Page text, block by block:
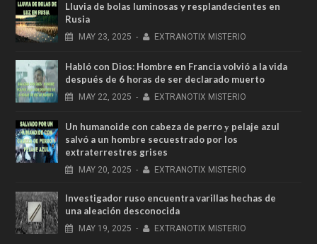
Lluvia de bolas luminosas y resplandecientes en
Rusia
MAY 23, 2025 - EXTRANOTIX MISTERIO
Habló con Dios: Hombre en Francia volvió a la vida
después de 6 horas de ser declarado muerto
MAY 22, 2025 - EXTRANOTIX MISTERIO
Un humanoide con cabeza de perro у pelaje azul
salvó a un hombre secuestrado por los
extraterrestres grises
MAY 20, 2025 - EXTRANOTIX MISTERIO
Investigador ruso encuentra varillas hechas de
una aleación desconocida
MAY 19, 2025 - EXTRANOTIX MISTERIO